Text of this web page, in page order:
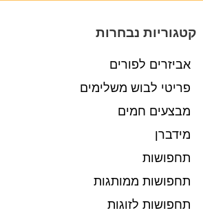
קטגוריות נבחרות
אביזרים לפורים
פריטי לבוש משלימים
מבצעים חמים
מידברן
תחפושות
תחפושות ממותגות
תחפושות לזוגות